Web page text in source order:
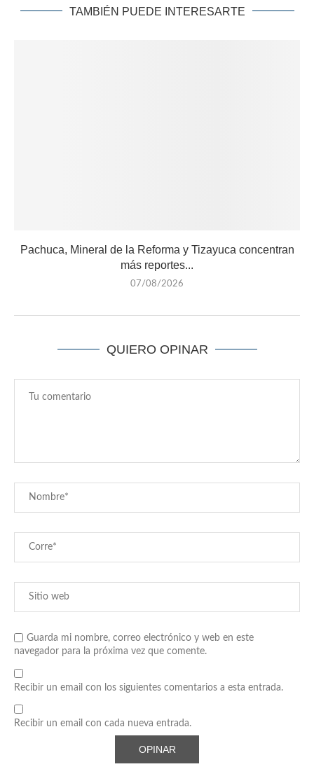
TAMBIÉN PUEDE INTERESARTE
Pachuca, Mineral de la Reforma y Tizayuca concentran
más reportes...
07/08/2026
QUIERO OPINAR
Guarda mi nombre, correo electrónico y web en este
navegador para la próxima vez que comente.
Recibir un email con los siguientes comentarios a esta entrada.
Recibir un email con cada nueva entrada.